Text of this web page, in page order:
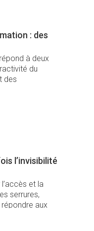
: des
à deux
du
des
évolution.
l’invisibilité
et la
serrures,
aux
en termes de